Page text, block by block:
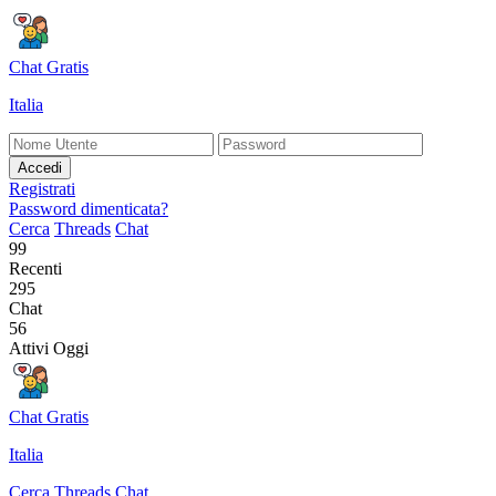
Chat Gratis
Italia
Accedi
Registrati
Password dimenticata?
Cerca Threads Chat
99
Recenti
295
Chat
56
Attivi Oggi
Chat Gratis
Italia
Cerca Threads Chat